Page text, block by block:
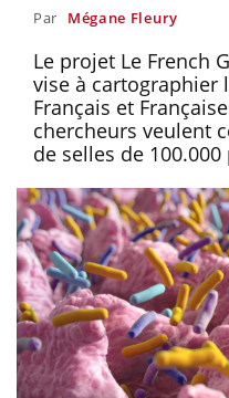
Par Mégane Fleury
Le projet Le French
vise à cartographier
Français et
chercheurs veulent
de selles de 100.000